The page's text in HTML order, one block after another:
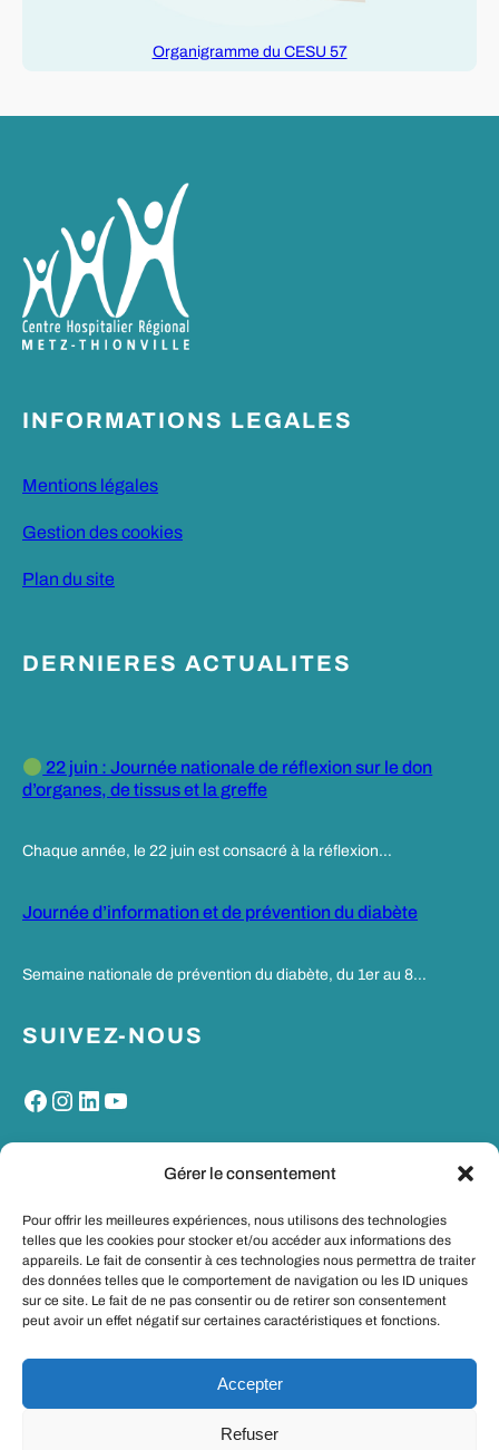
Gérer le consentement
Pour offrir les meilleures expériences, nous utilisons des technologies
telles que les cookies pour stocker et/ou accéder aux informations des
appareils. Le fait de consentir à ces technologies nous permettra de traiter
des données telles que le comportement de navigation ou les ID uniques
sur ce site. Le fait de ne pas consentir ou de retirer son consentement
peut avoir un effet négatif sur certaines caractéristiques et fonctions.
Accepter
Refuser
Organigramme du CESU 57
INFORMATIONS LEGALES
Mentions légales
Gestion des cookies
Plan du site
DERNIERES ACTUALITES
22 juin : Journée nationale de réflexion sur le don
d’organes, de tissus et la greffe
Chaque année, le 22 juin est consacré à la réflexion…
Journée d’information et de prévention du diabète
Semaine nationale de prévention du diabète, du 1er au 8…
SUIVEZ-NOUS
Facebook Instagram LinkedIn YouTube
MON PORTAIL SANTE